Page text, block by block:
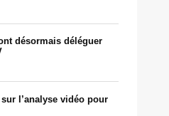
désormais déléguer
l’analyse vidéo pour